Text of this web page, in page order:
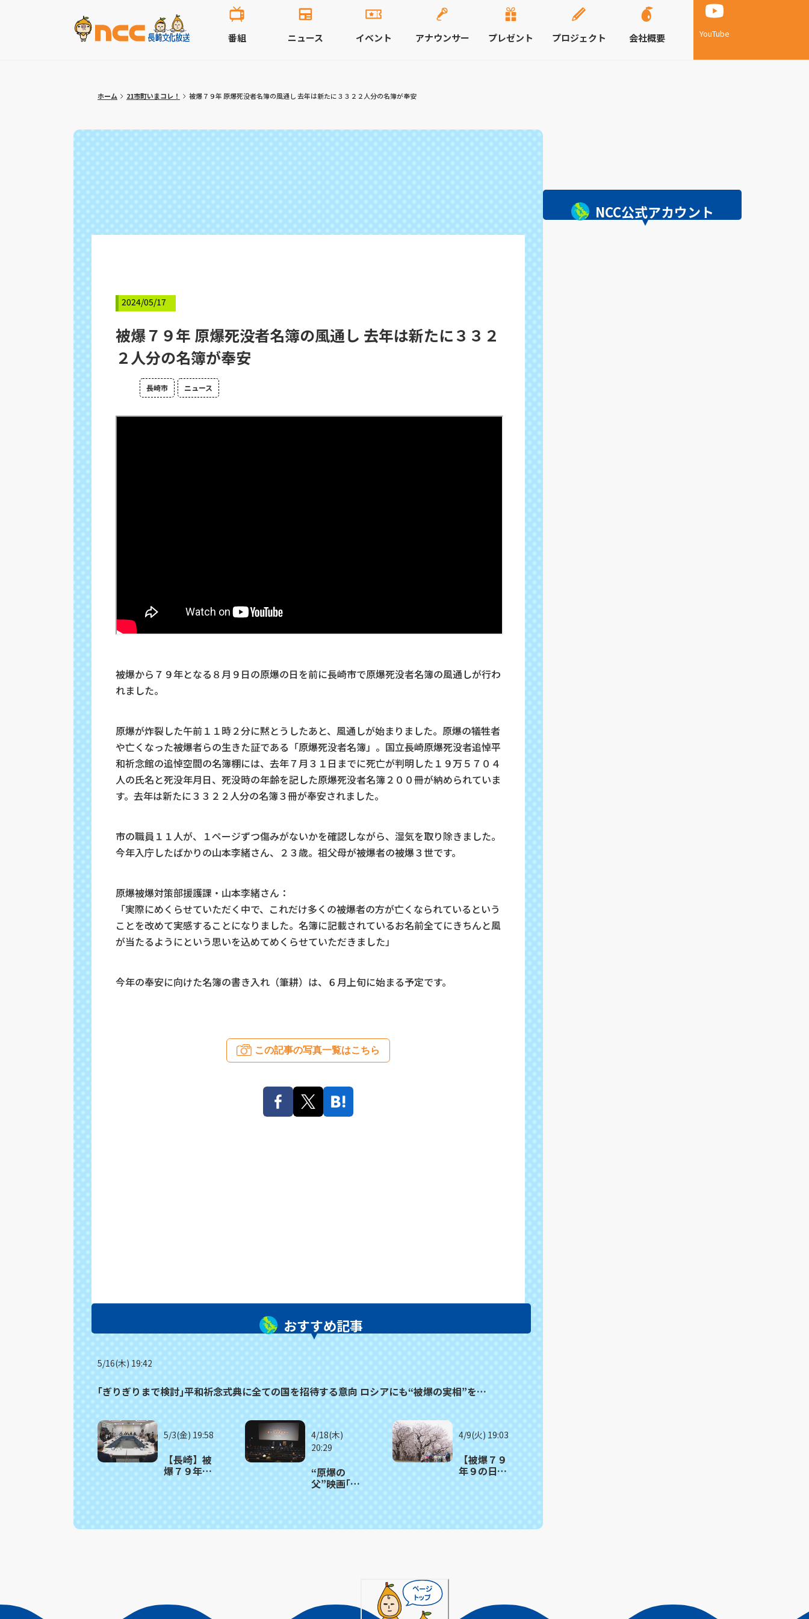
YouTube
番組 ニュース イベント アナウンサー プレゼント プロジェクト 会社概要
ホーム 21市町いまコレ！ 被爆７９年 原爆死没者名簿の風通し 去年は新たに３３２２人分の名簿が奉安
2024/05/17
被爆７９年 原爆死没者名簿の風通し 去年は新たに３３２
２人分の名簿が奉安
長崎市 ニュース
被爆から７９年となる８月９日の原爆の日を前に長崎市で原爆死没者名簿の風通しが行わ
れました。
原爆が炸裂した午前１１時２分に黙とうしたあと、風通しが始まりました。原爆の犠牲者
や亡くなった被爆者らの生きた証である「原爆死没者名簿」。国立長崎原爆死没者追悼平
和祈念館の追悼空間の名簿棚には、去年７月３１日までに死亡が判明した１９万５７０４
人の氏名と死没年月日、死没時の年齢を記した原爆死没者名簿２００冊が納められていま
す。去年は新たに３３２２人分の名簿３冊が奉安されました。
市の職員１１人が、１ページずつ傷みがないかを確認しながら、湿気を取り除きました。
今年入庁したばかりの山本李緒さん、２３歳。祖父母が被爆者の被爆３世です。
原爆被爆対策部援護課・山本李緒さん：
「実際にめくらせていただく中で、これだけ多くの被爆者の方が亡くなられているという
ことを改めて実感することになりました。名簿に記載されているお名前全てにきちんと風
が当たるようにという思いを込めてめくらせていただきました」
今年の奉安に向けた名簿の書き入れ（筆耕）は、６月上旬に始まる予定です。
この記事の写真一覧はこちら
おすすめ記事
5/16(木) 19:42
｢ぎりぎりまで検討｣平和祈念式典に全ての国を招待する意向 ロシアにも“被爆の実相”を…
5/3(金) 19:58
【長崎】被
爆７９年長
「オッペン
4/18(木)
20:29
“原爆の
父”映画｢オ
ベント
4/9(火) 19:03
【被爆７９
年９の日】
校に咲く
NCC公式アカウント